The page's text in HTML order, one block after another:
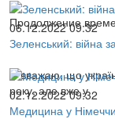
Продолжение
06.12.2022 09:32
Зеленський: війна
Я вважаю, що
року, але вже у
02.12.2022 09:32
Медицина у